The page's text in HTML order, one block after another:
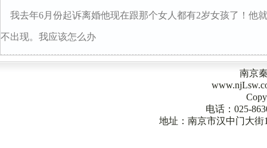
我去年6月份起诉离婚他现在跟那个女人都有2岁女孩了！他
不出现。我应该怎么办
南京
电话：025-
地址：南京市汉中门大